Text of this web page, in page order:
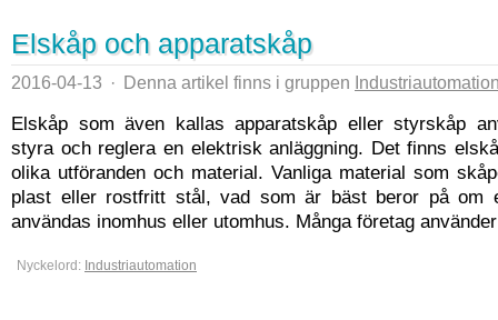
Elskåp och apparatskåp
2016-04-13 · Denna artikel finns i gruppen
Elskåp som även kallas apparatskåp eller styrskåp
styra och reglera en elektrisk anläggning. Det finns
olika utföranden och material. Vanliga material som
plast eller rostfritt stål, vad som är bäst beror på om
användas inomhus eller utomhus. Många företag
Nyckelord: Industriautomation